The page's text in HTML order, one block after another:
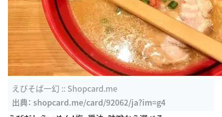
えびそば一幻 :: Shopcard.me
出典：shopcard.me/card/92062/ja?im=g4
えびだしらーめん！塩、醤油、味噌から選べる